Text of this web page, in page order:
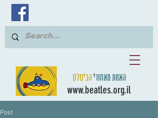
האמת מאחוריהביטלס
www.beatles.org.il
Post